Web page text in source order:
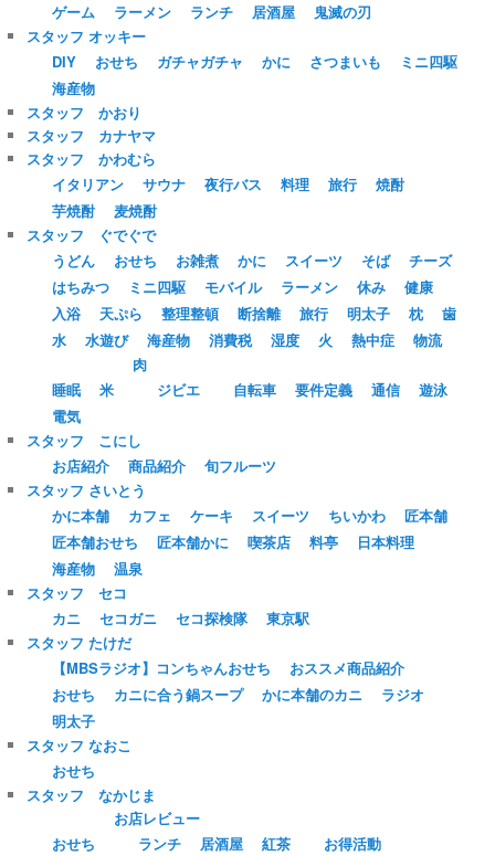
ゲーム
ラーメン ランチ 居酒屋
鬼滅の刃
スタッフ オッキー
DIY
おせち ガチャガチャ かに さつまいも
ミニ四駆
海産物
スタッフ かおり
スタッフ カナヤマ
スタッフ かわむら
イタリアン
サウナ 夜行バス 料理 旅行
焼酎
芋焼酎
麦焼酎
スタッフ ぐでぐで
うどん
おせち お雑煮 かに スイーツ そば
チーズ
はちみつ
ミニ四駆 モバイル ラーメン 休み
健康
入浴
天ぷら 整理整頓 断捨離 旅行 明太子 枕
歯
水
水遊び 海産物 消費税 湿度 火 熱中症 物流
睡眠 米
肉
ジビエ
自転車 要件定義 通信
遊泳
電気
スタッフ こにし
お店紹介
商品紹介
旬フルーツ
スタッフ さいとう
かに本舗
カフェ ケーキ スイーツ ちいかわ
匠本舗
匠本舗おせち
匠本舗かに 喫茶店 料亭
日本料理
海産物
温泉
スタッフ セコ
カニ
セコガニ セコ探検隊
東京駅
スタッフ たけだ
【MBSラジオ】コンちゃんおせち
おススメ商品紹介
おせち
カニに合う鍋スープ かに本舗のカニ
ラジオ
明太子
スタッフ なおこ
おせち
スタッフ なかじま
おせち
お店レビュー
ランチ
居酒屋 紅茶
お得活動